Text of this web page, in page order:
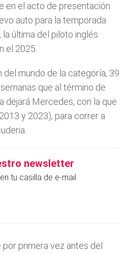
en el acto de presentación
auto para la temporada
última del piloto inglés
el 2025.
mundo de la categoría, 39
que al término de
dejará Mercedes, con la que
y 2023), para correr a
newsletter
tu casilla de e-mail.
primera vez antes del